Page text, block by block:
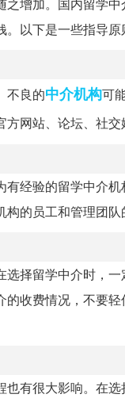
增加。国内留学
以下是一些指导原
不良的中介机构可
网站、论坛、社
经验的留学中介
的员工和管理团
择留学中介时，
收费情况，不要
有很大影响。在